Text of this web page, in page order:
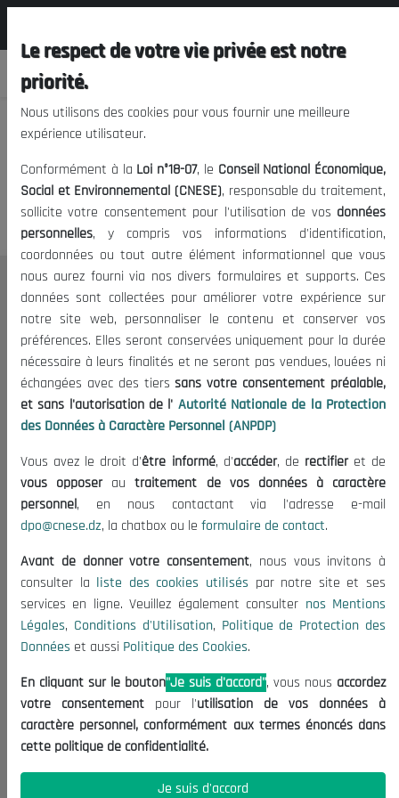
We apologize, but you cannot
access this content.
THE NESEC
About
The President
Organisation
Publications
Calls for Tenders and Consultations
Legal Notices
Terms of Use
Data Protection Policy
Cookie Policy
Contact US
(+213) 021 98 01 00|01|02
contact@cnese.dz
Suggestions or Initiatives?
Newsletter
Inscrivez-vous, soyez le premier à découvrir nos
Le respect de votre vie privée est notre
priorité.
Nous utilisons des cookies pour vous fournir une meilleure
expérience utilisateur.
Conformément à la Loi n°18-07, le Conseil National Économique,
Social et Environnemental (CNESE), responsable du traitement,
sollicite votre consentement pour l'utilisation de vos données
personnelles, y compris vos informations d'identification,
coordonnées ou tout autre élément informationnel que vous
nous aurez fourni via nos divers formulaires et supports. Ces
données sont collectées pour améliorer votre expérience sur
notre site web, personnaliser le contenu et conserver vos
préférences. Elles seront conservées uniquement pour la durée
nécessaire à leurs finalités et ne seront pas vendues, louées ni
échangées avec des tierssans votre consentement préalable,
et sans l'autorisation de l' Autorité Nationale de la Protection
des Données à Caractère Personnel (ANPDP)
Vous avez le droit d'être informé, d'accéder, de rectifieret de
vous opposerautraitement de vos données à caractère
personnel, en nous contactant via l'adresse e-mail
dpo@cnese.dz, la chatbox ou le formulaire de contact.
Avant de donner votre consentement, nous vous invitons à
consulter la liste des cookies utilisés par notre site et ses
services en ligne. Veuillez également consulter nos Mentions
Légales, Conditions d'Utilisation, Politique de Protection des
Données et aussi Politique des Cookies.
En cliquant sur le bouton"Je suis d'accord", vous nous accordez
votre consentement pour l'utilisation de vos données à
caractère personnel, conformément aux termes énoncés dans
cette politique de confidentialité.
Je suis d'accord